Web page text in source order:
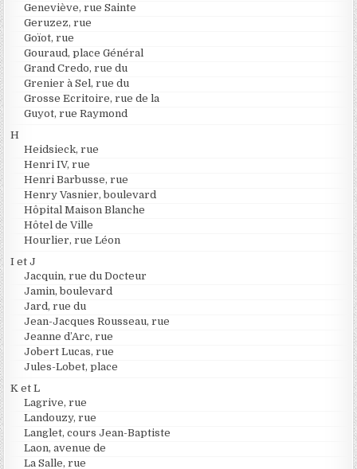
Geneviève, rue Sainte
Geruzez, rue
Goïot, rue
Gouraud, place Général
Grand Credo, rue du
Grenier à Sel, rue du
Grosse Ecritoire, rue de la
Guyot, rue Raymond
H
Heidsieck, rue
Henri IV, rue
Henri Barbusse, rue
Henry Vasnier, boulevard
Hôpital Maison Blanche
Hôtel de Ville
Hourlier, rue Léon
I et J
Jacquin, rue du Docteur
Jamin, boulevard
Jard, rue du
Jean-Jacques Rousseau, rue
Jeanne d’Arc, rue
Jobert Lucas, rue
Jules-Lobet, place
K et L
Lagrive, rue
Landouzy, rue
Langlet, cours Jean-Baptiste
Laon, avenue de
La Salle, rue